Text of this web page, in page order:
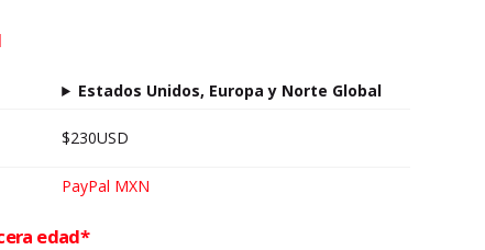
Estados Unidos, Europa y Norte Global
$230USD
PayPal MXN
edad*